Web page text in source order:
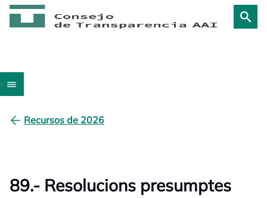
Recursos de 2026
89.- Resolucions presumptes